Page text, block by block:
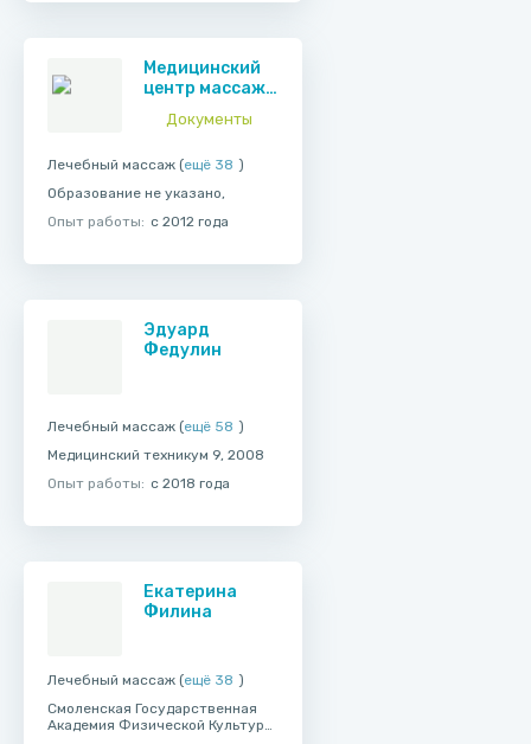
Медицинский
центр массажа
Неболи
Документы
Лечебный массаж (ещё 38 )
Образование не указано,
Опыт работы: с 2012 года
Эдуард
Федулин
Лечебный массаж (ещё 58 )
Медицинский техникум 9, 2008
Опыт работы: с 2018 года
Екатерина
Филина
Лечебный массаж (ещё 38 )
Смоленская Государственная
Академия Физической Культуры,